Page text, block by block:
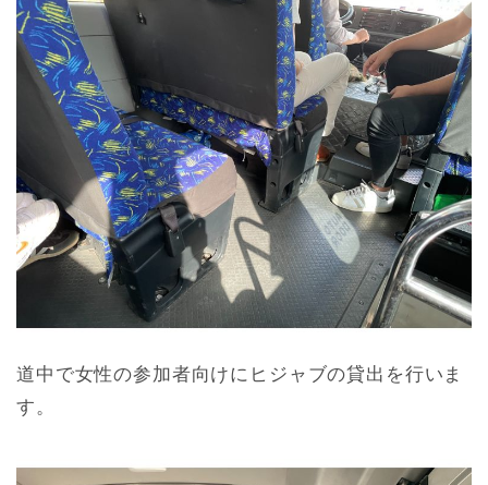
道中で女性の参加者向けにヒジャブの貸出を行いま
す。